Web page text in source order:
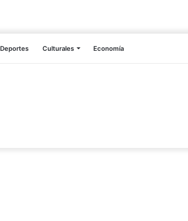
Deportes Culturales Economía